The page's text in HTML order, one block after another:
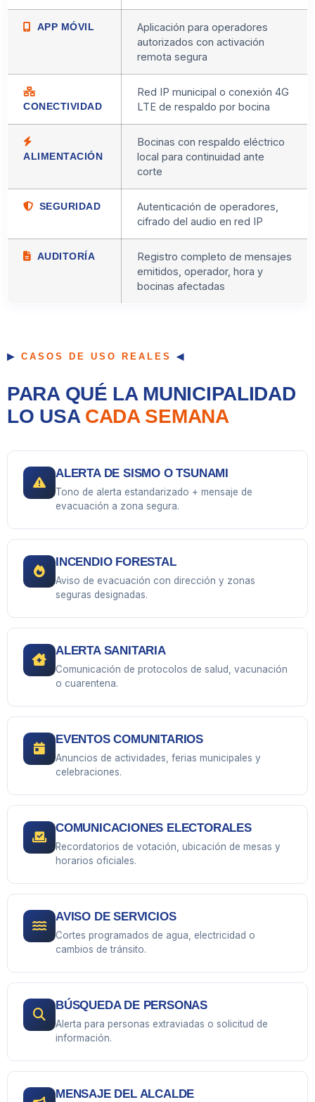
APP MÓVIL
Aplicación para operadores
autorizados con activación
remota segura
CONECTIVIDAD
Red IP municipal o conexión 4G
LTE de respaldo por bocina
ALIMENTACIÓN
Bocinas con respaldo eléctrico
local para continuidad ante
corte
SEGURIDAD
Autenticación de operadores,
cifrado del audio en red IP
AUDITORÍA
Registro completo de mensajes
emitidos, operador, hora y
bocinas afectadas
CASOS DE USO REALES
PARA QUÉ LA MUNICIPALIDAD
LO USA CADA SEMANA
ALERTA DE SISMO O TSUNAMI
Tono de alerta estandarizado + mensaje de
evacuación a zona segura.
INCENDIO FORESTAL
Aviso de evacuación con dirección y zonas
seguras designadas.
ALERTA SANITARIA
Comunicación de protocolos de salud, vacunación
o cuarentena.
EVENTOS COMUNITARIOS
Anuncios de actividades, ferias municipales y
celebraciones.
COMUNICACIONES ELECTORALES
Recordatorios de votación, ubicación de mesas y
horarios oficiales.
AVISO DE SERVICIOS
Cortes programados de agua, electricidad o
cambios de tránsito.
BÚSQUEDA DE PERSONAS
Alerta para personas extraviadas o solicitud de
información.
MENSAJE DEL ALCALDE